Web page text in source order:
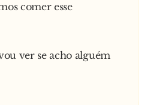
comer esse
ver se acho alguém